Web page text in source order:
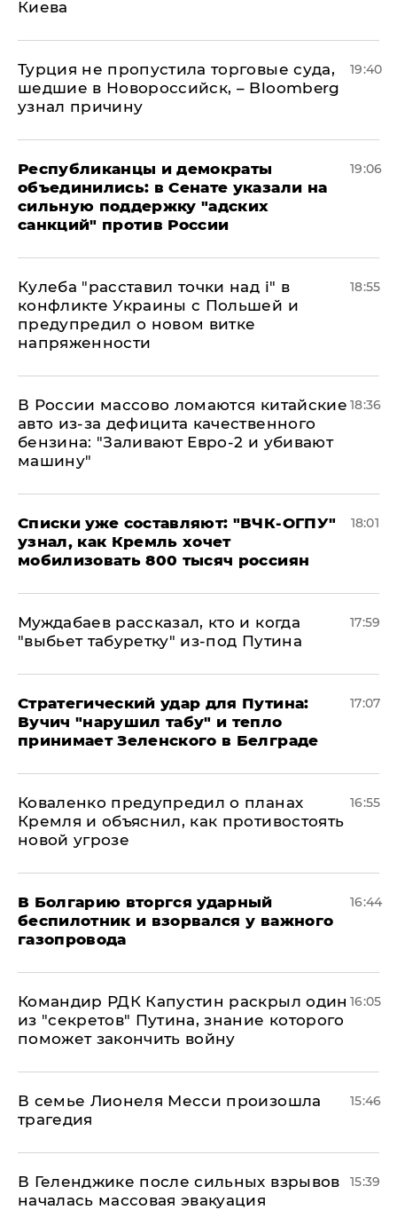
Киева
Турция не пропустила торговые суда,
шедшие в Новороссийск, – Bloomberg
узнал причину
19:40
Республиканцы и демократы
объединились: в Сенате указали на
сильную поддержку "адских
санкций" против России
19:06
Кулеба "расставил точки над і" в
конфликте Украины с Польшей и
предупредил о новом витке
напряженности
18:55
В России массово ломаются китайские
авто из-за дефицита качественного
бензина: "Заливают Евро-2 и убивают
машину"
18:36
Списки уже составляют: "ВЧК-ОГПУ"
узнал, как Кремль хочет
мобилизовать 800 тысяч россиян
18:01
Муждабаев рассказал, кто и когда
"выбьет табуретку" из-под Путина
17:59
Стратегический удар для Путина:
Вучич "нарушил табу" и тепло
принимает Зеленского в Белграде
17:07
Коваленко предупредил о планах
Кремля и объяснил, как противостоять
новой угрозе
16:55
В Болгарию вторгся ударный
беспилотник и взорвался у важного
газопровода
16:44
Командир РДК Капустин раскрыл один
из "секретов" Путина, знание которого
поможет закончить войну
16:05
В семье Лионеля Месси произошла
трагедия
15:46
В Геленджике после сильных взрывов
началась массовая эвакуация
15:39